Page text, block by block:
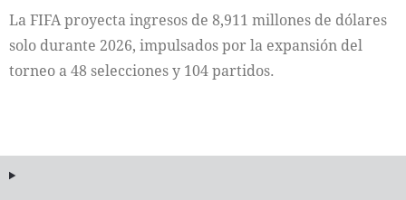
La FIFA proyecta ingresos de 8,911 millones de dólares
solo durante 2026, impulsados por la expansión del
torneo a 48 selecciones y 104 partidos.